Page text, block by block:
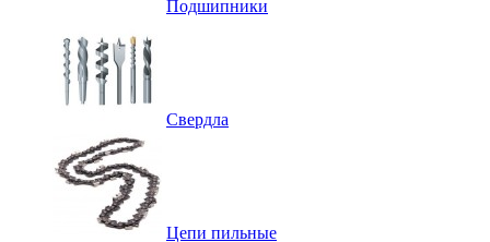
Подшипники
Свердла
Цепи пильные